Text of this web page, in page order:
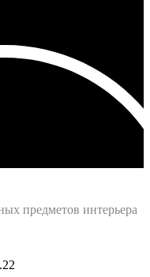
предметов интерьера